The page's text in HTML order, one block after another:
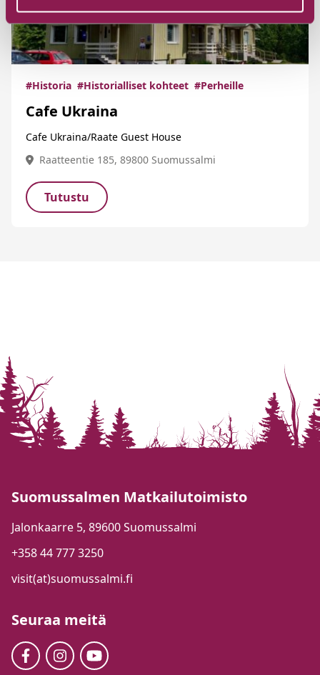
#Historia #Historialliset kohteet #Perheille
Cafe Ukraina
Cafe Ukraina/Raate Guest House
Raatteentie 185, 89800 Suomussalmi
Tutustu
Suomussalmen Matkailutoimisto
Jalonkaarre 5, 89600 Suomussalmi
+358 44 777 3250
visit(at)suomussalmi.fi
Seuraa meitä